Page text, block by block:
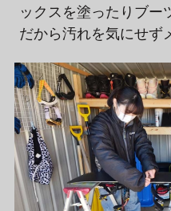
ックスを塗ったりブー
だから汚れを気にせず